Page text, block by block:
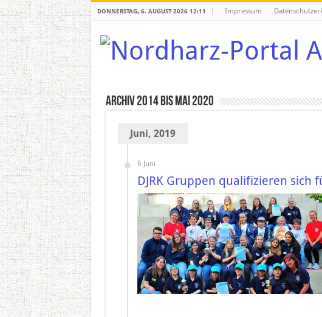
DONNERSTAG, 6. AUGUST 2026 12:11 Impressum
Archiv 2014 bis Mai 2020
Juni, 2019
6 Juni
DJRK Gruppen qualifizieren sich